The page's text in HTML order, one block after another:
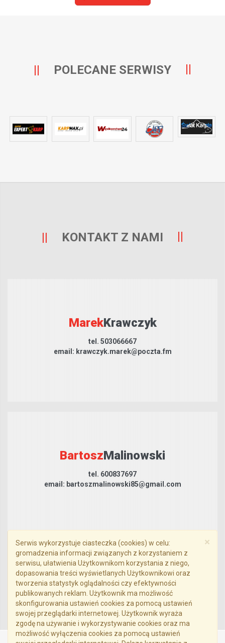
×
Serwis wykorzystuje ciasteczka (cookies) w celu:
gromadzenia informacji związanych z korzystaniem z
serwisu, ułatwienia Użytkownikom korzystania z niego,
dopasowania treści wyświetlanych Użytkownikowi oraz
tworzenia statystyk oglądalności czy efektywności
publikowanych reklam. Użytkownik ma możliwość
skonfigurowania ustawień cookies za pomocą ustawień
swojej przeglądarki internetowej. Użytkownik wyraża
zgodę na używanie i wykorzystywanie cookies oraz ma
możliwość wyłączenia cookies za pomocą ustawień
POLECANE SERWISY
KONTAKT Z NAMI
MarekKrawczyk
tel. 503066667
email: krawczyk.marek@poczta.fm
BartoszMalinowski
tel. 600837697
email: bartoszmalinowski85@gmail.com
Formularz kontaktowy